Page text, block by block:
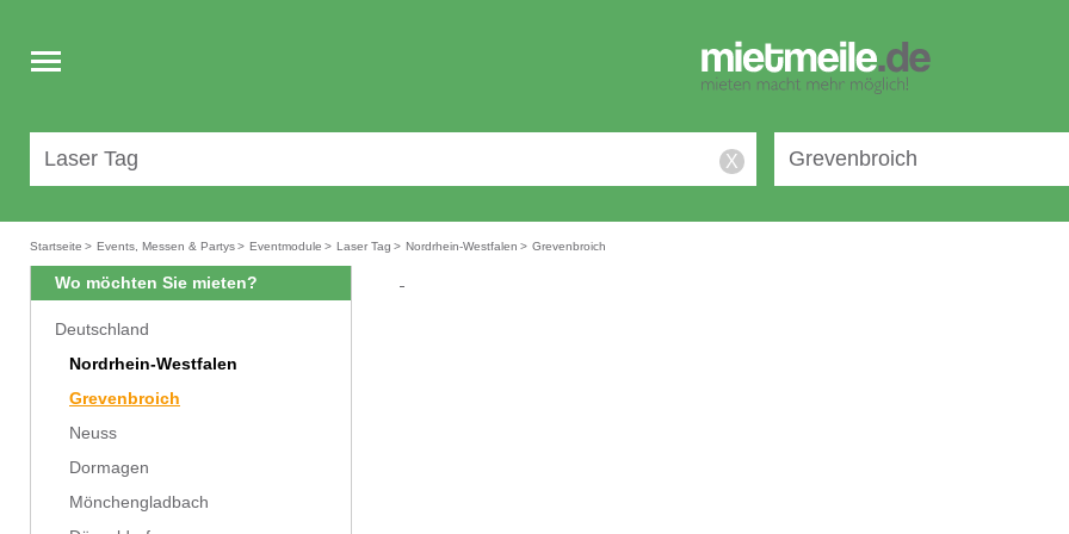
Toggle
navigation
X
Startseite > Events, Messen & Partys> Eventmodule > Laser Tag > Nordrhein-Westfalen > Grevenbroich
Wo möchten Sie mieten?
Deutschland
Nordrhein-Westfalen
Grevenbroich
Neuss
Dormagen
Mönchengladbach